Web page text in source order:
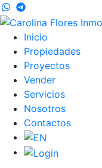
Inicio
Propiedades
Proyectos
Vender
Servicios
Nosotros
Contactos